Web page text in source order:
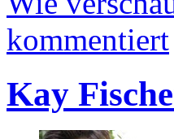
kommentiert
Kay